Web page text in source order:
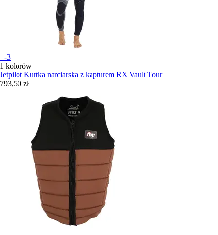
+-3
1 kolorów
Jetpilot Kurtka narciarska z kapturem RX Vault Tour
793,50 zł